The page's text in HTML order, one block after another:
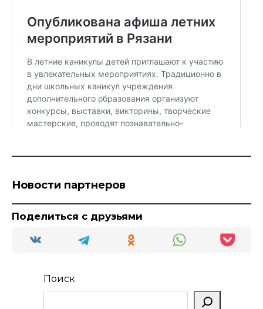
Новости партнеров
Поделиться с друзьями
Поиск